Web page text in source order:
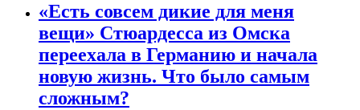
«Есть совсем дикие для меня
вещи» Стюардесса из Омска
переехала в Германию и начала
новую жизнь. Что было самым
сложным?